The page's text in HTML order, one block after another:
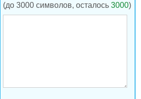
(до 3000 символов, осталось 3000)